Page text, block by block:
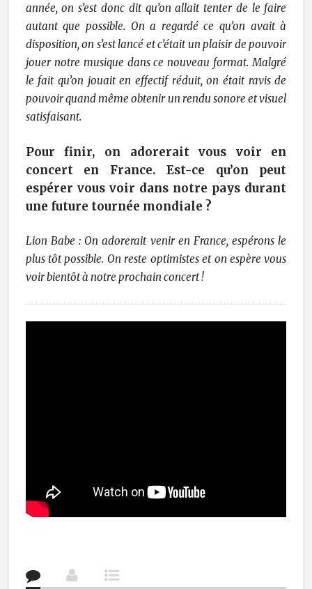
année, on s’est donc dit qu’on allait tenter de le faire
autant que possible. On a regardé ce qu’on avait à
disposition, on s’est lancé et c’était un plaisir de pouvoir
jouer notre musique dans ce nouveau format. Malgré
le fait qu’on jouait en effectif réduit, on était ravis de
pouvoir quand même obtenir un rendu sonore et visuel
satisfaisant.
Pour finir, on adorerait vous voir en
concert en France. Est-ce qu’on peut
espérer vous voir dans notre pays durant
une future tournée mondiale ?
Lion Babe : On adorerait venir en France, espérons le
plus tôt possible. On reste optimistes et on espère vous
voir bientôt à notre prochain concert !